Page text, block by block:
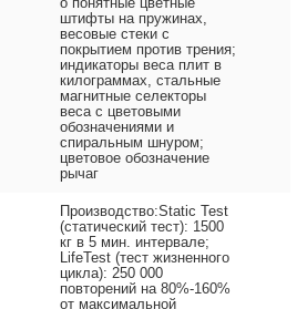
штифты на пружинах,
весовые стеки с
покрытием против трения;
индикаторы веса плит в
килограммах, стальные
магнитные селекторы
веса с цветовыми
обозначениями и
спиральным шнуром;
цветовое обозначение
рычаг
Производство:Static Test
(статический тест): 1500
кг в 5 мин. интервале;
LifeTest (тест жизненного
цикла): 250 000
повторений на 80%-160%
от максимальной